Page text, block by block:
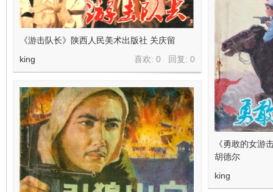
《游击队长》陕西人民美术出版社 关庆留
喜欢: 0 回复: 0
king
《勇敢的女游
胡德尔
king